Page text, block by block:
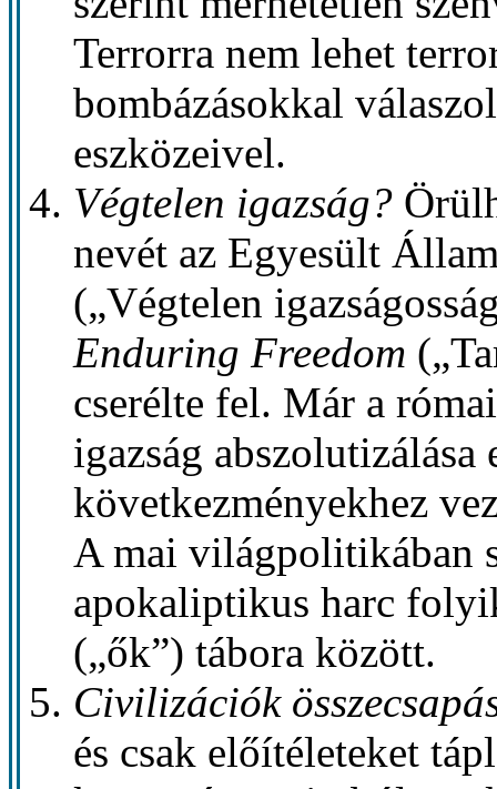
Terrorra nem lehet
bombázásokkal
eszközeivel.
Végtelen igazság?
nevét az Egyesült
(„Végtelen
Enduring Freedom
cserélte fel. Már a
igazság
következményekhez
A mai világpolitikában
apokaliptikus harc
(„ők”) tábora között.
Civilizációk
és csak előítéleteket